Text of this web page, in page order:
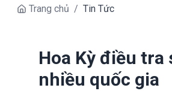
Trang chủ / Tin Tức
Hoa Kỳ điều
nhiều quốc gia